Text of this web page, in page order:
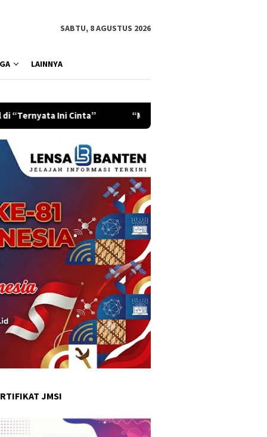
SABTU, 8 AGUSTUS 2026
LAINNYA
“Matilah Kau Mati” dan Pesan Keberanian yang Tak
JMSI